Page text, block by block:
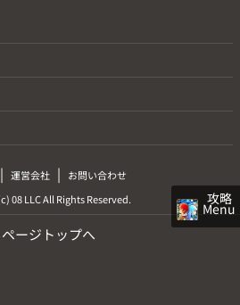
攻略
Menu
| 運営会社 |
お問い合わせ
08 LLC All Rights Reserved.
ージトップへ